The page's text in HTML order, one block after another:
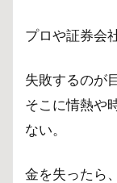
プロや証券会
失敗するのが
そこに情熱や
ない。
金を失ったら